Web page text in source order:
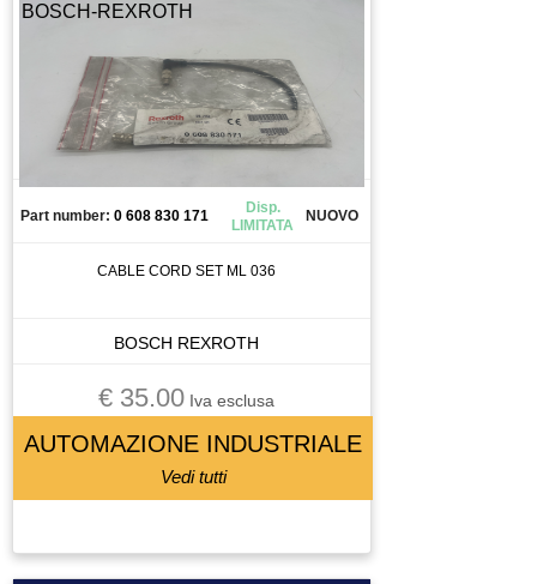
MADRINO
MANDRINO
MANIPOLATORE
MANOMETRO
MEMORY CARD
MICRO COMPONETE
MOLLA
MOTORE ASINCRONO
MOTORE BRUSCHESS
MOTORE BRUSHLESS
MOTORE LINEARE
MOTORE PASSO PASSO
MOTOVIBRATORE
BOSCH-REXROTH
Part number: 0 608 830 171
Disp.
LIMITATA
NUOVO
CABLE CORD SET ML 036
BOSCH REXROTH
€ 35.00Iva esclusa
AUTOMAZIONE INDUSTRIALE
Vedi tutti